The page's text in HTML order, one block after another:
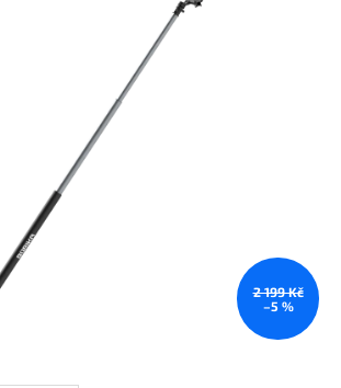
2 199 Kč
–5 %